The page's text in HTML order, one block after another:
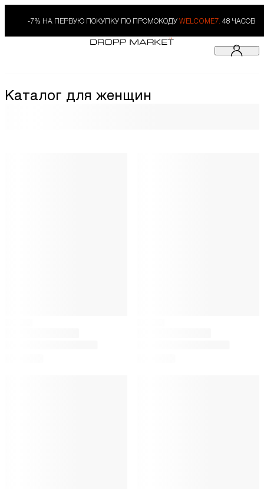
-7% НА ПЕРВУЮ ПОКУПКУ ПО ПРОМОКОДУ WELCOME7. 48 ЧАСОВ
Каталог для женщин